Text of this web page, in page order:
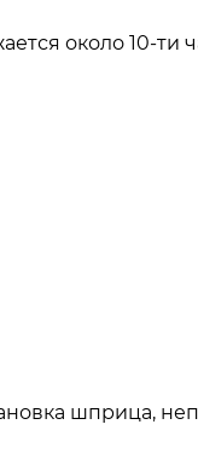
около 10-ти
шприца,